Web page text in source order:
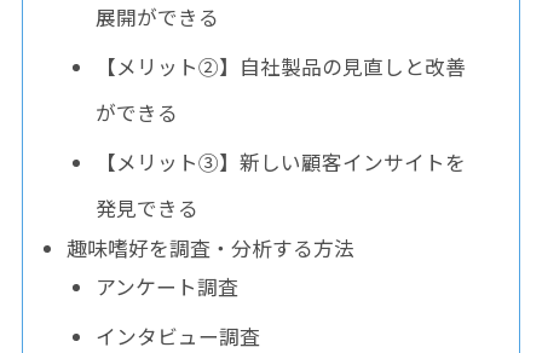
展開ができる
【メリット②】自社製品の見直しと改善
ができる
【メリット③】新しい顧客インサイトを
発見できる
趣味嗜好を調査・分析する方法
アンケート調査
インタビュー調査